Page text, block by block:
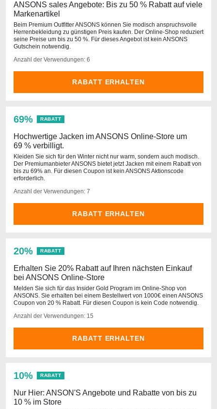
ANSONS sales Angebote: Bis zu 50 % Rabatt auf viele
Markenartikel
Beim Premium Outfitter ANSONS können Sie modisch anspruchsvolle
Herrenbekleidung zu günstigen Preis kaufen. Der Online-Shop reduziert
seine Preise um bis zu 50 %. Für dieses Angebot ist kein ANSONS
Gutschein notwendig.
Anzahl der Verwendungen: 6
RABATT ERHALTEN
69% RABATT
Hochwertige Jacken im ANSONS Online-Store um
69 % verbilligt.
Kleiden Sie sich für den Winter nicht nur warm, sondern auch modisch.
Der Premiumanbieter ANSONS bietet jetzt Jacken mit einem Rabatt von
bis zu 69% an. Für diesen Coupon ist kein ANSONS Aktionscode
erforderlich.
Anzahl der Verwendungen: 7
RABATT ERHALTEN
20% RABATT
Erhalten Sie 20% Rabatt auf Ihren nächsten Einkauf
bei ANSONS Online-Store
Melden Sie sich für das Insider Gold Program im Online-Shop von
ANSONS. Sie erhalten bei einem Bestellwert von 1000€ einen ANSONS
Coupon von 20 % Rabatt. Für diesen Coupon is kein Code notwendig.
Anzahl der Verwendungen: 15
RABATT ERHALTEN
10% RABATT
Nur Hier: ANSON'S Angebote und Rabatte von bis zu
10 % im Store